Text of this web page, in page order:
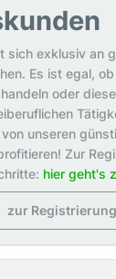
sich exklusiv an
Es ist egal,
oder
unseren
Zur
hier geht's
zur Registrierung